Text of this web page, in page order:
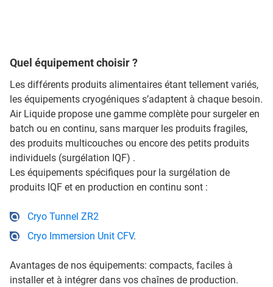
Quel équipement choisir ?
Les différents produits alimentaires étant tellement variés,
les équipements cryogéniques s’adaptent à chaque besoin.
Air Liquide propose une gamme complète pour surgeler en
batch ou en continu, sans marquer les produits fragiles,
des produits multicouches ou encore des petits produits
individuels (surgélation IQF) .
Les équipements spécifiques pour la surgélation de
produits IQF et en production en continu sont :
Cryo Tunnel ZR2
Cryo Immersion Unit CFV.
Avantages de nos équipements: compacts, faciles à
installer et à intégrer dans vos chaînes de production.